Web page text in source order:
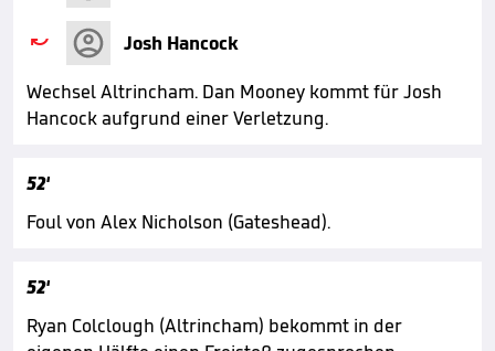

Josh Hancock
Wechsel Altrincham. Dan Mooney kommt für Josh
Hancock aufgrund einer Verletzung.
52'
Foul von Alex Nicholson (Gateshead).
52'
Ryan Colclough (Altrincham) bekommt in der